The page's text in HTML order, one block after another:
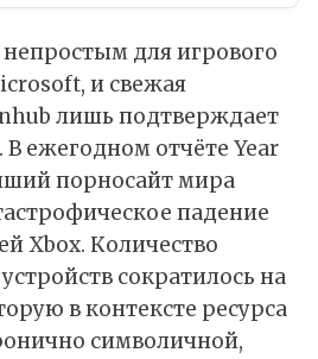
непростым для игрового
и свежая
лишь подтверждает
ежегодном отчёте Year
порносайт мира
падение
Xbox. Количество
сократилось на
в контексте ресурса
символичной,